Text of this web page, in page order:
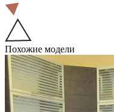
Похожие модели